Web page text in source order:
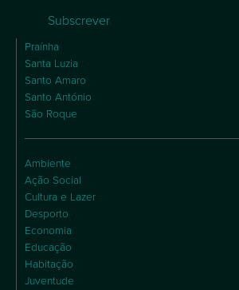
Subscrever
Praínha
Santa Luzia
Santo Amaro
Santo António
São Roque
Ambiente
Ação Social
Cultura e Lazer
Desporto
Economia
Educação
Habitação
Juventude